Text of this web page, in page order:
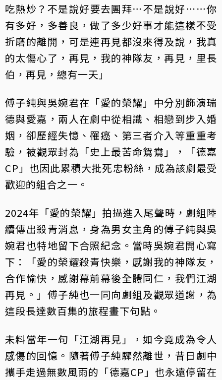
吃熱炒？不是說好要去團拜⋯不是說好⋯⋯你
有多好，多善良，做了多少好事才能這樣不受
折磨的離開，可是連再見都沒來得及說，我真
的太傷心了，再見，我的神隊友，再見，里長
伯，再見，總有一天」
傅子純與吳婉君在「愛的榮耀」中分別飾演瑞
德與愛嘉，兩人在劇中從相識、相戀到步入婚
姻，卻歷經失憶、罹癌、第三者介入等重重考
驗，被觀眾封為「史上最苦命鴛鴦」，「德嘉
CP」也因此累積大批死忠粉絲，成為該劇最受
歡迎的組合之一。
2024年「愛的榮耀」拍攝進入尾聲時，劇組陸
續傳出殺青消息，身為男女主角的傅子純與吳
婉君也特地留下合照紀念。當時吳婉君開心寫
下：「愛的榮耀殺青快樂，感謝我的神隊友，
合作愉快，感謝幕前幕後全體同仁，我們江湖
再見。」傅子純也一同向劇組及觀眾道謝，為
這段長達數百集的旅程畫下句點。
未料當年一句「江湖再見」，如今竟成為令人
感傷的回憶。隨著傅子純驟然離世，昔日劇中
攜手走過無數風雨的「德嘉CP」也永遠停留在